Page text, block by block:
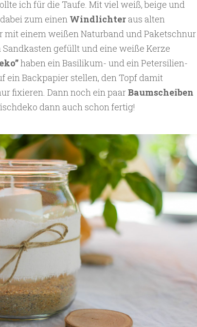
ich für die Taufe. Mit viel weiß, beige und
zum einen Windlichteraus alten
mit einem weißen Naturband und Paketschnur
gefüllt und eine weiße Kerze
haben ein Basilikum- und ein Petersilien-
ein Backpapier stellen, den Topf damit
fixieren. Dann noch ein paarBaumscheiben
dann auch schon fertig!